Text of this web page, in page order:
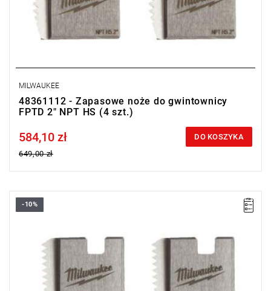
MILWAUKEE
48361112 - Zapasowe noże do gwintownicy
FPTD 2" NPT HS (4 szt.)
Price tax included
584,10 zł
649,00 zł
DO KOSZYKA
Noże zapasowe do gwintownicy charakteryzują się wysoką
-10%